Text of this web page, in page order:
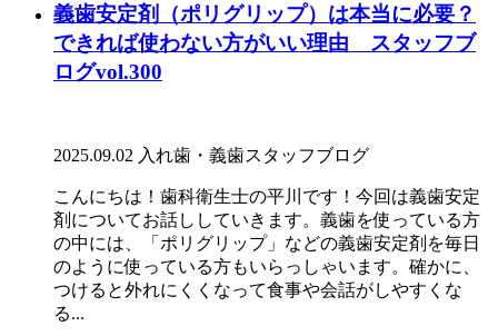
義歯安定剤（ポリグリップ）は本当に必要？
できれば使わない方がいい理由 スタッフブ
ログvol.300
2025.09.02 入れ歯・義歯スタッフブログ
こんにちは！歯科衛生士の平川です！今回は義歯安定
剤についてお話ししていきます。義歯を使っている方
の中には、「ポリグリップ」などの義歯安定剤を毎日
のように使っている方もいらっしゃいます。確かに、
つけると外れにくくなって食事や会話がしやすくな
る...